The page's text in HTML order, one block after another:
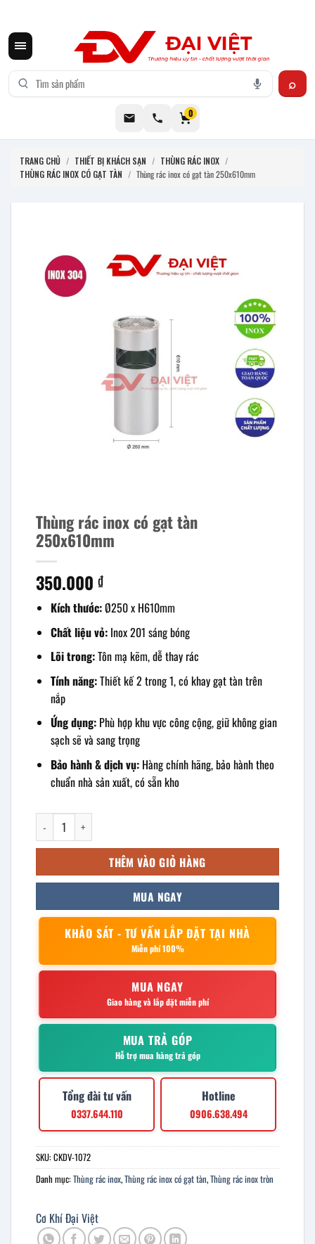
0
TRANG CHỦ / THIẾT BỊ KHÁCH SẠN / THÙNG RÁC INOX /
THÙNG RÁC INOX CÓ GẠT TÀN / Thùng rác inox có gạt tàn 250x610mm
Thùng rác inox có gạt tàn
250x610mm
350.000 ₫
Kích thước:Ø250 x H610mm
Chất liệu vỏ:Inox 201 sáng bóng
Lõi trong:Tôn mạ kẽm, dễ thay rác
Tính năng:Thiết kế 2 trong 1, có khay gạt tàn trên
nắp
Ứng dụng:Phù hợp khu vực công cộng, giữ không gian
sạch sẽ và sang trọng
Bảo hành & dịch vụ:Hàng chính hãng, bảo hành theo
chuẩn nhà sản xuất, có sẵn kho
Thùng rác inox có gạt tàn 250x610mm số lượng
THÊM VÀO GIỎ HÀNG
MUA NGAY
KHẢO SÁT - TƯ VẤN LẮP ĐẶT TẠI NHÀ
Miễn phí 100%
MUA NGAY
Giao hàng và lắp đặt miễn phí
MUA TRẢ GÓP
Hỗ trợ mua hàng trả góp
Tổng đài tư vấn
0337.644.110
Hotline
0906.638.494
SKU:CKDV-1072
Danh mục:Thùng rác inox,Thùng rác inox có gạt tàn,Thùng rác inox tròn
Cơ Khí Đại Việt